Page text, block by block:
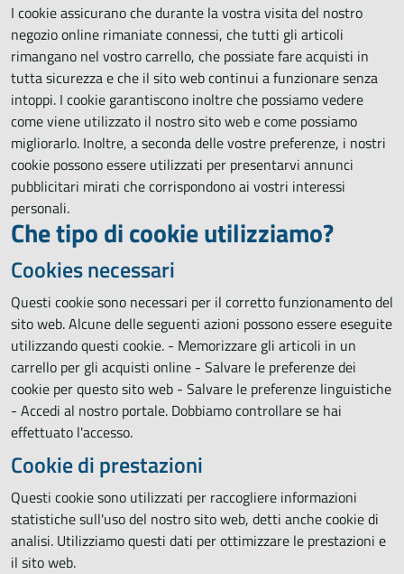
I cookie assicurano che durante la vostra visita del nostro
negozio online rimaniate connessi, che tutti gli articoli
rimangano nel vostro carrello, che possiate fare acquisti in
tutta sicurezza e che il sito web continui a funzionare senza
intoppi. I cookie garantiscono inoltre che possiamo vedere
come viene utilizzato il nostro sito web e come possiamo
migliorarlo. Inoltre, a seconda delle vostre preferenze, i nostri
cookie possono essere utilizzati per presentarvi annunci
pubblicitari mirati che corrispondono ai vostri interessi
personali.
Che tipo di cookie utilizziamo?
Cookies necessari
Questi cookie sono necessari per il corretto funzionamento del
sito web. Alcune delle seguenti azioni possono essere eseguite
utilizzando questi cookie. - Memorizzare gli articoli in un
carrello per gli acquisti online - Salvare le preferenze dei
cookie per questo sito web - Salvare le preferenze linguistiche
- Accedi al nostro portale. Dobbiamo controllare se hai
effettuato l'accesso.
Cookie di prestazioni
Questi cookie sono utilizzati per raccogliere informazioni
statistiche sull'uso del nostro sito web, detti anche cookie di
analisi. Utilizziamo questi dati per ottimizzare le prestazioni e
il sito web.